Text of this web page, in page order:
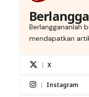
Berlanggananlah
mendapatkan
X
Instagram